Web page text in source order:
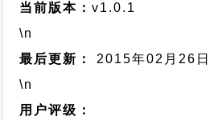
当前版本：v1.0.1
\n
最后更新：
2015年02月26日
\n
用户评级：